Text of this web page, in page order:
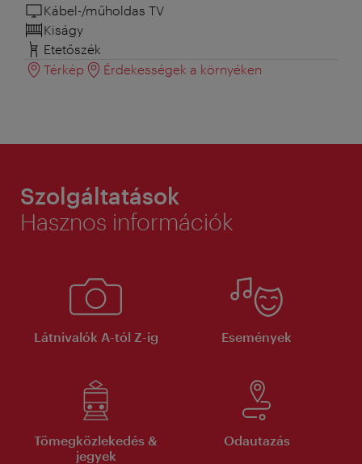
Kábel-/műholdas TV
Kiságy
Etetőszék
Térkép
Érdekességek a környéken
Szolgáltatások
Hasznos információk
Látnivalók A-tól Z-ig Események
Tömegközlekedés &
jegyek
Odautazás